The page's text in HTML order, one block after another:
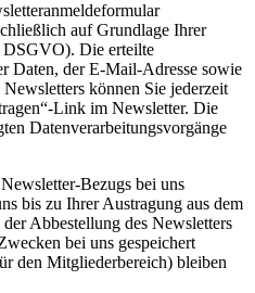
auf Grundlage Ihrer
Die erteilte
Daten, der E-Mail-Adresse sowie
können Sie jederzeit
Link im Newsletter. Die
Datenverarbeitungsvorgänge
Bezugs bei uns
bis zu Ihrer Austragung aus dem
Abbestellung des Newsletters
bei uns gespeichert
den Mitgliederbereich) bleiben